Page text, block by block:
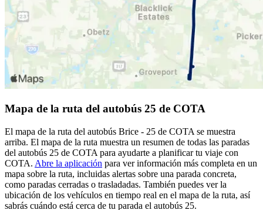
Mapa de la ruta del autobús 25 de COTA
El mapa de la ruta del autobús Brice - 25 de COTA se muestra
arriba. El mapa de la ruta muestra un resumen de todas las paradas
del autobús 25 de COTA para ayudarte a planificar tu viaje con
COTA. Abre la aplicación para ver información más completa en un
mapa sobre la ruta, incluidas alertas sobre una parada concreta,
como paradas cerradas o trasladadas. También puedes ver la
ubicación de los vehículos en tiempo real en el mapa de la ruta, así
sabrás cuándo está cerca de tu parada el autobús 25.